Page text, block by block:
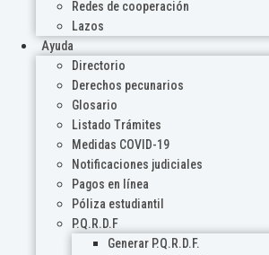
Redes de cooperación
Lazos
Ayuda
Directorio
Derechos pecunarios
Glosario
Listado Trámites
Medidas COVID-19
Notificaciones judiciales
Pagos en línea
Póliza estudiantil
P.Q.R.D.F
Generar P.Q.R.D.F.